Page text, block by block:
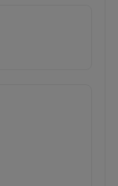
με το πάρκο
γίνετε
εβδομάδας